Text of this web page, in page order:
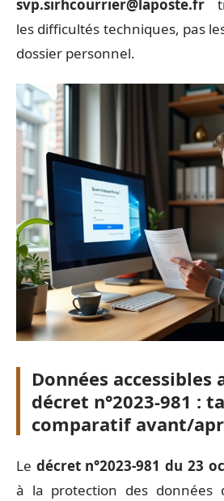
svp.sirhcourrier@laposte.fr
les difficultés techniques, pas
dossier personnel.
Données accessibles
décret n°2023-981 :
comparatif avant/
Le décret n°2023-981 du 23
à la protection des données